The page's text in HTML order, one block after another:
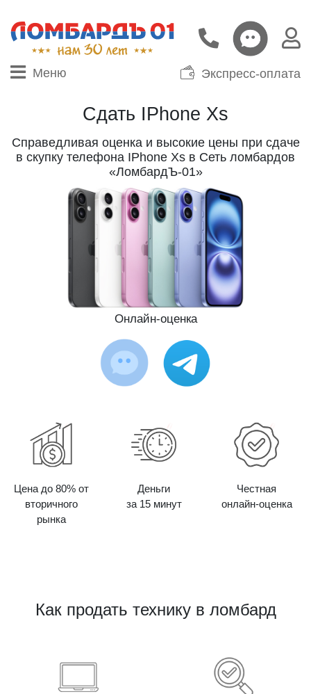
Меню Экспресс-оплата
Сдать IPhone Xs
Справедливая оценка и высокие цены при сдаче
в скупку телефона IPhone Xs в Сеть ломбардов
«ЛомбардЪ-01»
Онлайн-оценка
Цена до 80% от
вторичного
рынка
Деньги
за 15 минут
Честная
онлайн-оценка
Как продать технику в ломбард